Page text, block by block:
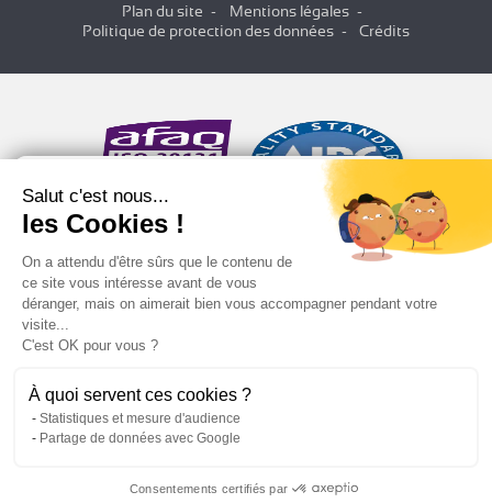
Plan du site
Mentions légales
Politique de protection des données
Crédits
Salut c'est nous...
les Cookies !
On a attendu d'être sûrs que le contenu de
ce site vous intéresse avant de vous
déranger, mais on aimerait bien vous accompagner pendant votre
visite...
C'est OK pour vous ?
À quoi servent ces cookies ?
Statistiques et mesure d'audience
Partage de données avec Google
Consentements certifiés par